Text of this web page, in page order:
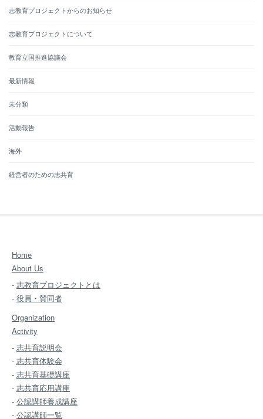
志教育プロジェクトからのお知らせ
志教育プロジェクトについて
教育立国推進協議会
最新情報
未分類
活動報告
海外
経営者のための志共育
Home
About Us
- 志教育プロジェクトとは
- 役員・賛同者
Organization
Activity
- 志共育説明会
- 志共育体験会
- 志共育基礎講座
- 志共育応用講座
- 公認講師養成講座
- 公認講師一覧